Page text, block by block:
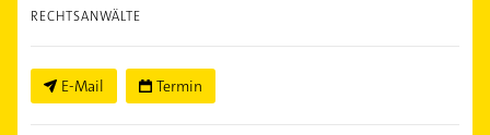
RECHTSANWÄLTE
E-Mail Termin